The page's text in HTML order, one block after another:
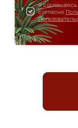
Я соглашаюсь
согласно